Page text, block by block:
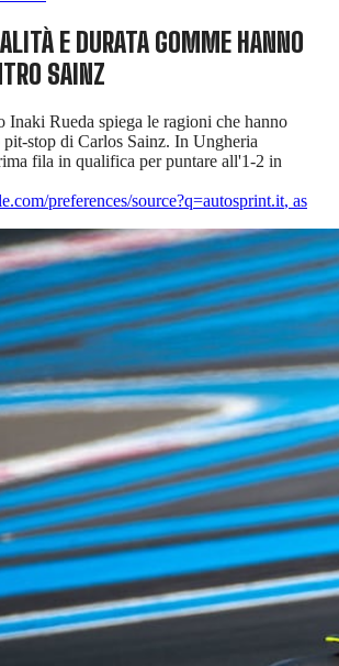
E DURATA GOMME HANNO
SAINZ
Inaki Rueda spiega le ragioni che hanno
pit-stop di Carlos Sainz. In Ungheria
fila in qualifica per puntare all'1-2 in
preferences/source?q=autosprint.it, as